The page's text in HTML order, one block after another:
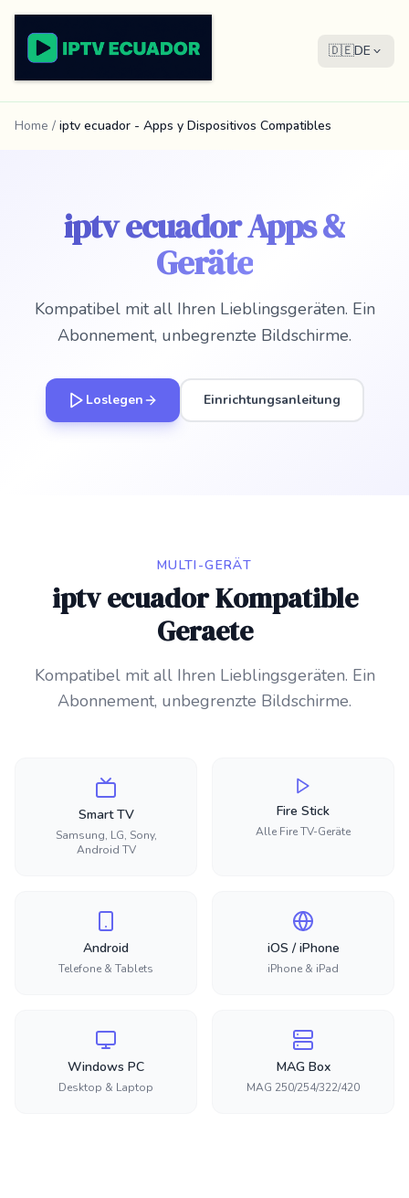
🇩🇪DE
Home / iptv ecuador - Apps y Dispositivos Compatibles
iptv ecuador Apps &
Geräte
Kompatibel mit all Ihren Lieblingsgeräten. Ein
Abonnement, unbegrenzte Bildschirme.
Loslegen Einrichtungsanleitung
MULTI-GERÄT
iptv ecuador Kompatible
Geraete
Kompatibel mit all Ihren Lieblingsgeräten. Ein
Abonnement, unbegrenzte Bildschirme.
Smart TV
Samsung, LG, Sony,
Android TV
Fire Stick
Alle Fire TV-Geräte
Android
Telefone & Tablets
iOS / iPhone
iPhone & iPad
Windows PC
Desktop & Laptop
MAG Box
MAG 250/254/322/420